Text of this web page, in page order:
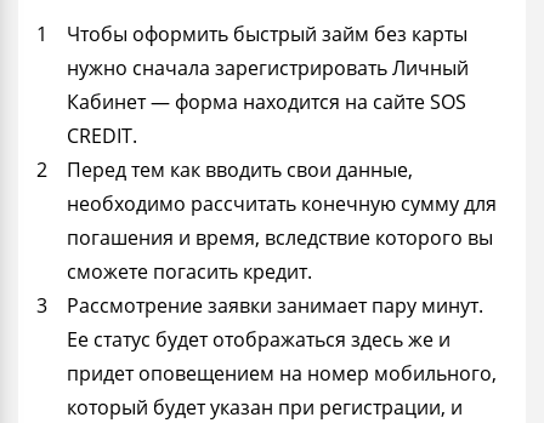
Чтобы оформить быстрый займ без карты
нужно сначала зарегистрировать Личный
Кабинет — форма находится на сайте SOS
CREDIT.
Перед тем как вводить свои данные,
необходимо рассчитать конечную сумму для
погашения и время, вследствие которого вы
сможете погасить кредит.
Рассмотрение заявки занимает пару минут.
Ее статус будет отображаться здесь же и
придет оповещением на номер мобильного,
который будет указан при регистрации, и